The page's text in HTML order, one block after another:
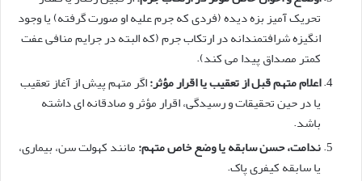
تحریک آمیز بزه دیده (فردی که جرم علیه او صورت گرفته) یا وجود
انگیزه شرافتمندانه در ارتکاب جرم (که البته در جرایم منافی عفت
کمتر مصداق پیدا می کند).
اعلام متهم قبل از تعقیب یا اقرار مؤثر:اگر متهم پیش از آغاز تعقیب
یا در حین تحقیقات و رسیدگی، اقرار مؤثر و صادقانه ای داشته
باشد.
ندامت، حسن سابقه یا وضع خاص متهم:مانند کهولت سن، بیماری،
یا سابقه کیفری پاک.